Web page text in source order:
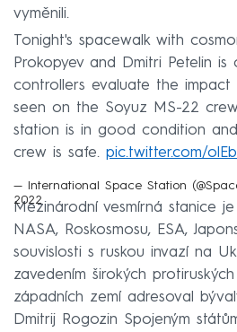
vyměnili.
Tonight's spacewalk with
Prokopyev and Dmitri Petelin is
controllers evaluate the
seen on the Soyuz MS-22
station is in good condition
crew is safe. pic.twitter.com/
— International Space Station
2022
Mezinárodní vesmírná stanice
NASA, Roskosmosu, ESA,
souvislosti s ruskou invazí na
zavedením širokých
západních zemí adresoval
Dmitrij Rogozin Spojeným